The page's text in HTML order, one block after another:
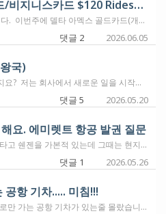
Delta Amex Gold 개인카드/비지니스카드 $120 Rideshare Credit (매달 $10) - Uber, Lyft, Curb, Alto
Lyft, Curb, Alto등의 서비스에 해당 카드를 등록하면서 사용할 수 있습니다. 이 카드의 연회비가 보통 첫해는 면제이고 두번째해부터 $150을 받는데, 한해 가지고 있다가 취소하고 가는 사람들을 잡기위한 하나의 방법인것 같기는 합니다. 기존의 아멕스 카드에서 받던 우버에만 제한되지 않는것이 특징이기도 하고요. 저희는 현재 부부가 한장씩 가지고 있어서 델타발권할때 15% 혜택을 받고 잘 사용하고 있는데요. 가지고 계신분들 이 혜택 잊지말고 사용하실수 있으면 좋겠습니다. 감사합니다.
댓글 2 2026.06.05
국)
안녕하십니까? 다들 잘 지내고 계신지요? 저는 회사에서 새로운 일을 시작하여 바쁘게 지내고 있습니다. 올해 초 오키나와 출장을 다녀왔는데 뒤늦은 후기 올려봅니다. ㅋㅋ 올린다 올린다 했는데... 부산에서 가면 좋겠지만 출장 특성상 전국에서 모여서 출발하여서 인천공항에서 출발하였습니다. 부산에서 가면 부산역에서 ktx로 광명역가서 광명역에서 리무진버스타고 인천공항으로 갑니다. 와우 ㅋㅋ 돌아올때도 위와 같습니다. ㅋㅋ 뭐가 문제겠습니까? 갈수 있음에 감사 또 감사하면서 다녀왔습니다. 오랜만에 인천공항 라운지를 갔는데 예전 기억 새록새록 나서 좋았습니다. 인천-오키나와는 인기노선+유아 동반 가족들이 많았습니다. 대한항공 직항으로 신형기종으로 쾌적하여 잘 다녀왔습니다. 나하공항에 도착하였습니다. 아나 보입니다. ㅋㅋ 여정이 빡빡해서 오키나와 슈리성 가고 싶은데 아 짬이 안날것 같은데 ㅋㅋ 공항에서 슈리성이 보여서 굉장히 더 가고 싶었습니다. 숙소는 오키나와에 관광객들이 보이는 누구나 아는 국제거리에 있는 호텔로 좋았습니다. 일은 일이고 ㅋㅋ 잠깐 시간이 생겨 급한 마음에 국제거리에서 택시를 탑니다. ㅋㅋ 슈리성으로 바로 갔습니다. 잠시 탔는데 1500엔 ㅋㅋ 슈리성 옛 류큐왕국의 왕이 살던 성입니다. 사진으로 보이는 곳이 우리나라로 따지면 경복궁 화재로 지금 공사중인데 그래서 더욱더 가보고 싶었습니다. 사실 슈리성은 몇번의 화재로 불탔는데 이번에도 잘 복원중이였습니다. 구름이 쫙 깔리는데 마치 제가 와서 반겨주는 듯 하였습니다. ㅋㅋ 제가 표류기 관심많아서 어렸을 적 부터 '로빈슨 크루소의 표류기' 이런거 좋아했는데 커서는 '하멜표류기'(네덜란드 하멜 조선표류기) 그러다가 여행기, 표류기 이런게 너무 재미있어서 옛 선조들의 표류기 최부의 표해록(제주에서 중국 명나라에서 우리나라 귀환), 이지항의 표주록(부산 동래에서 일본 북해도에서 우리나라 귀환), 표해시말(홍어장수 문순득의 표류기-우리나라에서 오키나와, 필리핀, 마카오, 중국에서 우리나라 귀환)를 보다보니 오키나와(과거 류큐국) 가보고 싶었는데 좋은 기회로 잘 다녀왔습니다. 그리고 오키나와가 일본으로 반환된지 1972년이니 사실 불과 안되어서 아픈 역사가 많았습니다. 제가 반환되는걸 본건 홍콩의 반환, 마카오의 반환인데 1972년 반환됬을 당시 갑자기 미국식에서 일본식으로 제도나 모든게 바뀌니 혼란이 있었다고 합니다. 아울러 전쟁으로 돌아가신 분들의 넋도 기렸습니다. 다음에도 기회가 생기면 필리핀 마닐라 혹은 인도네시아 자카르타 가고 싶네요 ㅋㅋ
댓글 5 2026.05.20
요. 에미렛트 항공 발권 질문
몇일 들려서 낙타타고 모래에 딩굴어도 보고 좋아 보이는데 이게 가장 좋은 발권인지는 고민중이예요 일단 아멕스나 시티에서 포인트 트렌스퍼가 1000 - 800 이고 유할이 어마하다는것 그리고 지금 이란 상황이 애매한가운데 중동지역으로 갔다가 모래밭 어딘가 뭍히던지 뉴스에 나오는거 아닌가...고민이예요. 알라스카나 항공에서는 안보이는걸로 봐서 에메렛 항공 마일만 보이는데 이런 방식 말고는 인도 항공이 있던데... 그건 아직 최후로 미루고 싶습니다. 포인트 무작정 트렌스퍼 하기 전에 조언 부탁 드려요
댓글 1 2026.05.26
항 기차..... 미침!!!
와이프는 어떻게 갔는지는 모르겠지만, 2 터미널로 가려는 어딘가를 가다가 더 이상 갈 수 없는곳으로 갔다고 새벽에 문자가 왔어요. (있던곳이 터미널 1과 2 사이의 101번 어딘가에 탑승구 4층에서 쉬고 있다고..) 이해가 안되는것중에 하나가, 그때 있던 자리에서 1 터미널에 라운지와 게이트로 돌아가려면 혼자는 못가고요. 직원이 같이 와서 동행하면서 갈 수 있다고 했다고 합니다. 저녁 5시 50분 출발 예정인 비행기를 타야하는데, 게이트까지 가려면 약 20분이 걸리는 곳에 있었고. 4시 30분에 공항 직원을 만나서 이동했다고 해요. 이렇게 한것이 와이프 뿐만이 아닌것 같고요. 와이프가 이동할때 다른 탑승객도 같이 이동을 하였고, 동행해준 직원은 이날 두번째 왔다 갔다를 하고 있다고 합니다. 그리고 다른 승객 몇명도 다른 직원과 같이 이동하는 모습도 보였고요. 인천공항에서 Airside에 들어가면 터미널간의 이동을 할 수 없게 해 놨나봐요. 기차를 탈수는 있는데, 그것을 타면 돌아오지 못한다고 했다네요. 38선을 넘어가는 통일기차도 아니고... 이건 뭐냐~~!! 한국에 갈때마다 어려운점들이 조금씩 늘어나는데... 물론 이건 라운지 위치에 대한 착각으로 시작된 해프닝이지만, 외국인들뿐이 아닌 내국인들도 헷갈리는 상황이 아닐까 합니다. 동행한 직원과 다시 1 터미널 게이트쪽으로 돌아와서, 라운지에 갈 시간은 물론 없었고요. 간신히 탑승을 해서 지금 날아오고 있는중이랍니다. 탑승후 문자가 하나 왔는데, 이 비행기가 새것인가봐요. 좋다고 문자를 보냈습니다. 찾아보니 B787-9 가 날고 있네요. 제가 2월초에 뒤로 타고온 비행기는 B777-200이였던것으로 기억하는데요. ㅎ